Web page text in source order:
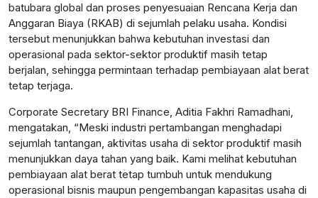
postsumatera.id
batubara global dan proses penyesuaian Rencana Kerja dan
Anggaran Biaya (RKAB) di sejumlah pelaku usaha. Kondisi
tersebut menunjukkan bahwa kebutuhan investasi dan
operasional pada sektor-sektor produktif masih tetap
berjalan, sehingga permintaan terhadap pembiayaan alat berat
tetap terjaga.
Corporate Secretary BRI Finance, Aditia Fakhri Ramadhani,
mengatakan, “Meski industri pertambangan menghadapi
sejumlah tantangan, aktivitas usaha di sektor produktif masih
menunjukkan daya tahan yang baik. Kami melihat kebutuhan
pembiayaan alat berat tetap tumbuh untuk mendukung
operasional bisnis maupun pengembangan kapasitas usaha di